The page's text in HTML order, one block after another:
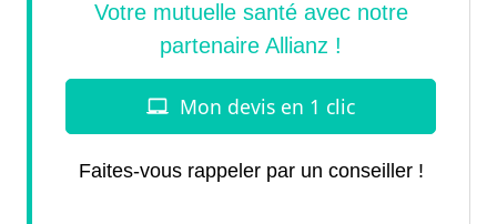
Faites-vous rappeler par un conseiller !